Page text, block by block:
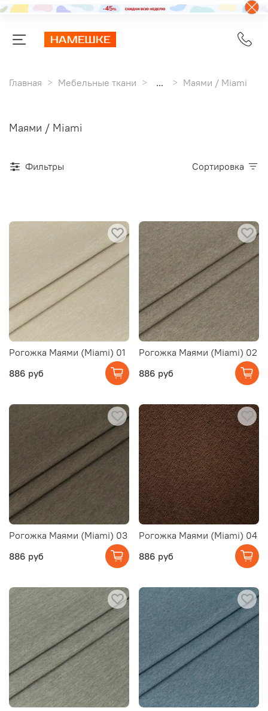
Главная Мебельные ткани ... Маями / Miami
Маями / Miami
Фильтры Сортировка
Рогожка Маями (Miami) 01
886 руб
Рогожка Маями (Miami) 02
886 руб
Рогожка Маями (Miami) 03
886 руб
Рогожка Маями (Miami) 04
886 руб